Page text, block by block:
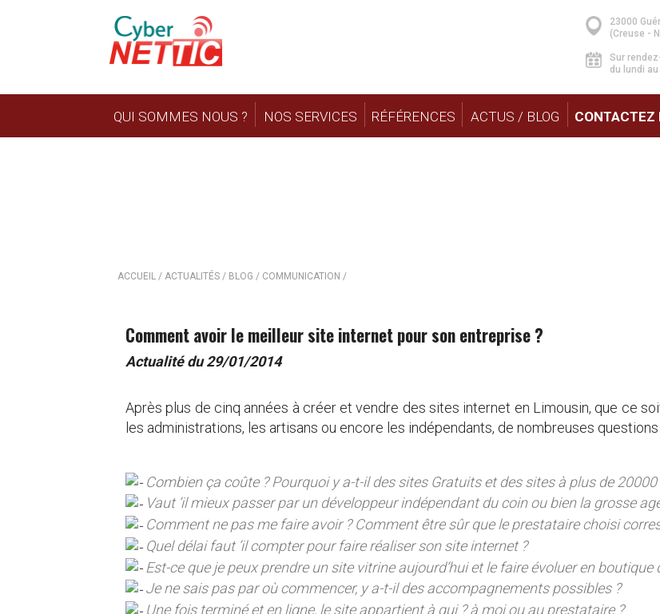
23000
(Creuse -
Sur
du lundi
QUI SOMMES NOUS ? NOS SERVICES RÉFÉRENCES ACTUS / BLOG CONTACTEZ
ACCUEIL / ACTUALITÉS / BLOG / COMMUNICATION /
Comment avoir le meilleur site internet pour son entreprise ?
Actualité du 29/01/2014
Après plus de cinq années à créer et vendre des sites internet en Limousin, que ce
les administrations, les artisans ou encore les indépendants, de nombreuses
Combien ça coûte ? Pourquoi y a-t-il des sites Gratuits et des sites à plus de 20000
Vaut ’il mieux passer par un développeur indépendant du coin ou bien la grosse
Comment ne pas me faire avoir ? Comment être sûr que le prestataire choisi
Quel délai faut ’il compter pour faire réaliser son site internet ?
Est-ce que je peux prendre un site vitrine aujourd’hui et le faire évoluer en boutique
Je ne sais pas par où commencer, y a-t-il des accompagnements possibles ?
Une fois terminé et en ligne, le site appartient à qui ? à moi ou au prestataire ?